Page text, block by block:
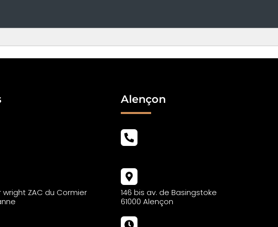
wright ZAC du Cormier
Alençon
146 bis av. de Basingstoke
61000 Alençon